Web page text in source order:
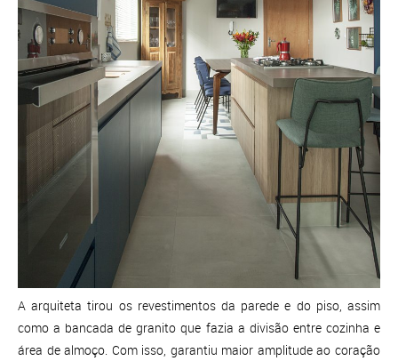
A arquiteta tirou os revestimentos da parede e do piso, assim
como a bancada de granito que fazia a divisão entre cozinha e
área de almoço. Com isso, garantiu maior amplitude ao coração